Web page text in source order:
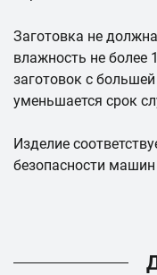
Заготовка не
влажность не более
заготовок с
уменьшается срок
Изделие
безопасности